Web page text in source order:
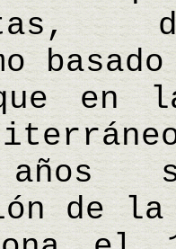
en
de la